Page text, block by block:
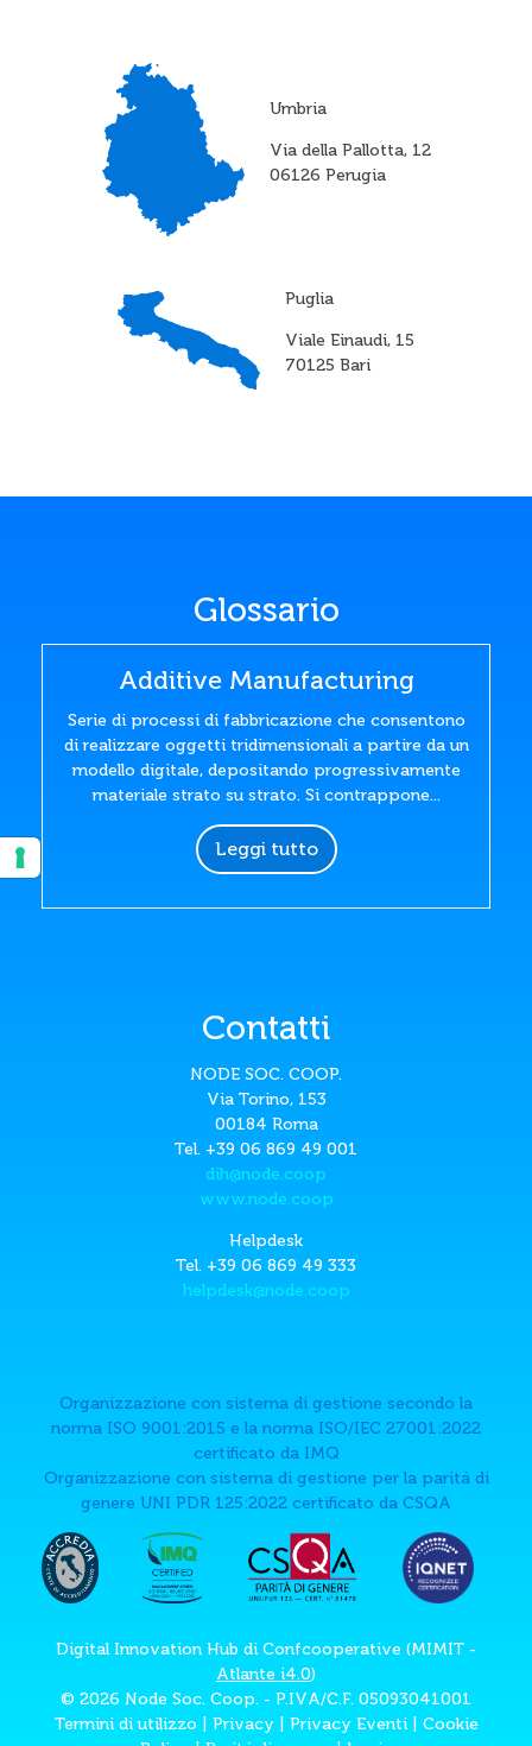
Umbria
Via della Pallotta, 12
06126 Perugia
Puglia
Viale Einaudi, 15
70125 Bari
Glossario
Additive Manufacturing
Serie di processi di fabbricazione che consentono
di realizzare oggetti tridimensionali a partire da un
modello digitale, depositando progressivamente
materiale strato su strato. Si contrappone...
Leggi tutto
Contatti
NODE SOC. COOP.
Via Torino, 153
00184 Roma
Tel. +39 06 869 49 001
dih@node.coop
www.node.coop
Helpdesk
Tel. +39 06 869 49 333
helpdesk@node.coop
Organizzazione con sistema di gestione secondo la
norma ISO 9001:2015 e la norma ISO/IEC 27001:2022
certificato da IMQ
Organizzazione con sistema di gestione per la paritá di
genere UNI PDR 125:2022 certificato da CSQA
Digital Innovation Hub di Confcooperative (MIMIT -
Atlante i4.0)
© 2026 Node Soc. Coop. - P.IVA/C.F. 05093041001
Termini di utilizzo
Privacy Privacy Eventi| Cookie